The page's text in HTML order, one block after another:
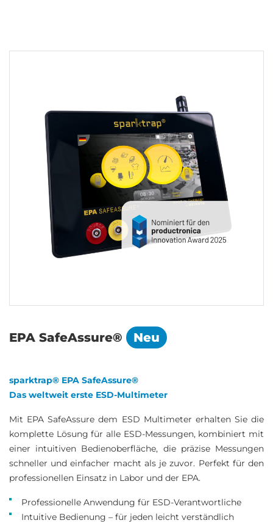
EPA SafeAssure® Neu
sparktrap® EPA SafeAssure®
Das weltweit erste ESD-Multimeter
Mit EPA SafeAssure dem ESD Multimeter erhalten Sie die
komplette Lösung für alle ESD-Messungen, kombiniert mit
einer intuitiven Bedienoberfläche, die präzise Messungen
schneller und einfacher macht als je zuvor. Perfekt für den
professionellen Einsatz in Labor und der EPA.
Professionelle Anwendung für ESD-Verantwortliche
Intuitive Bedienung – für jeden leicht verständlich